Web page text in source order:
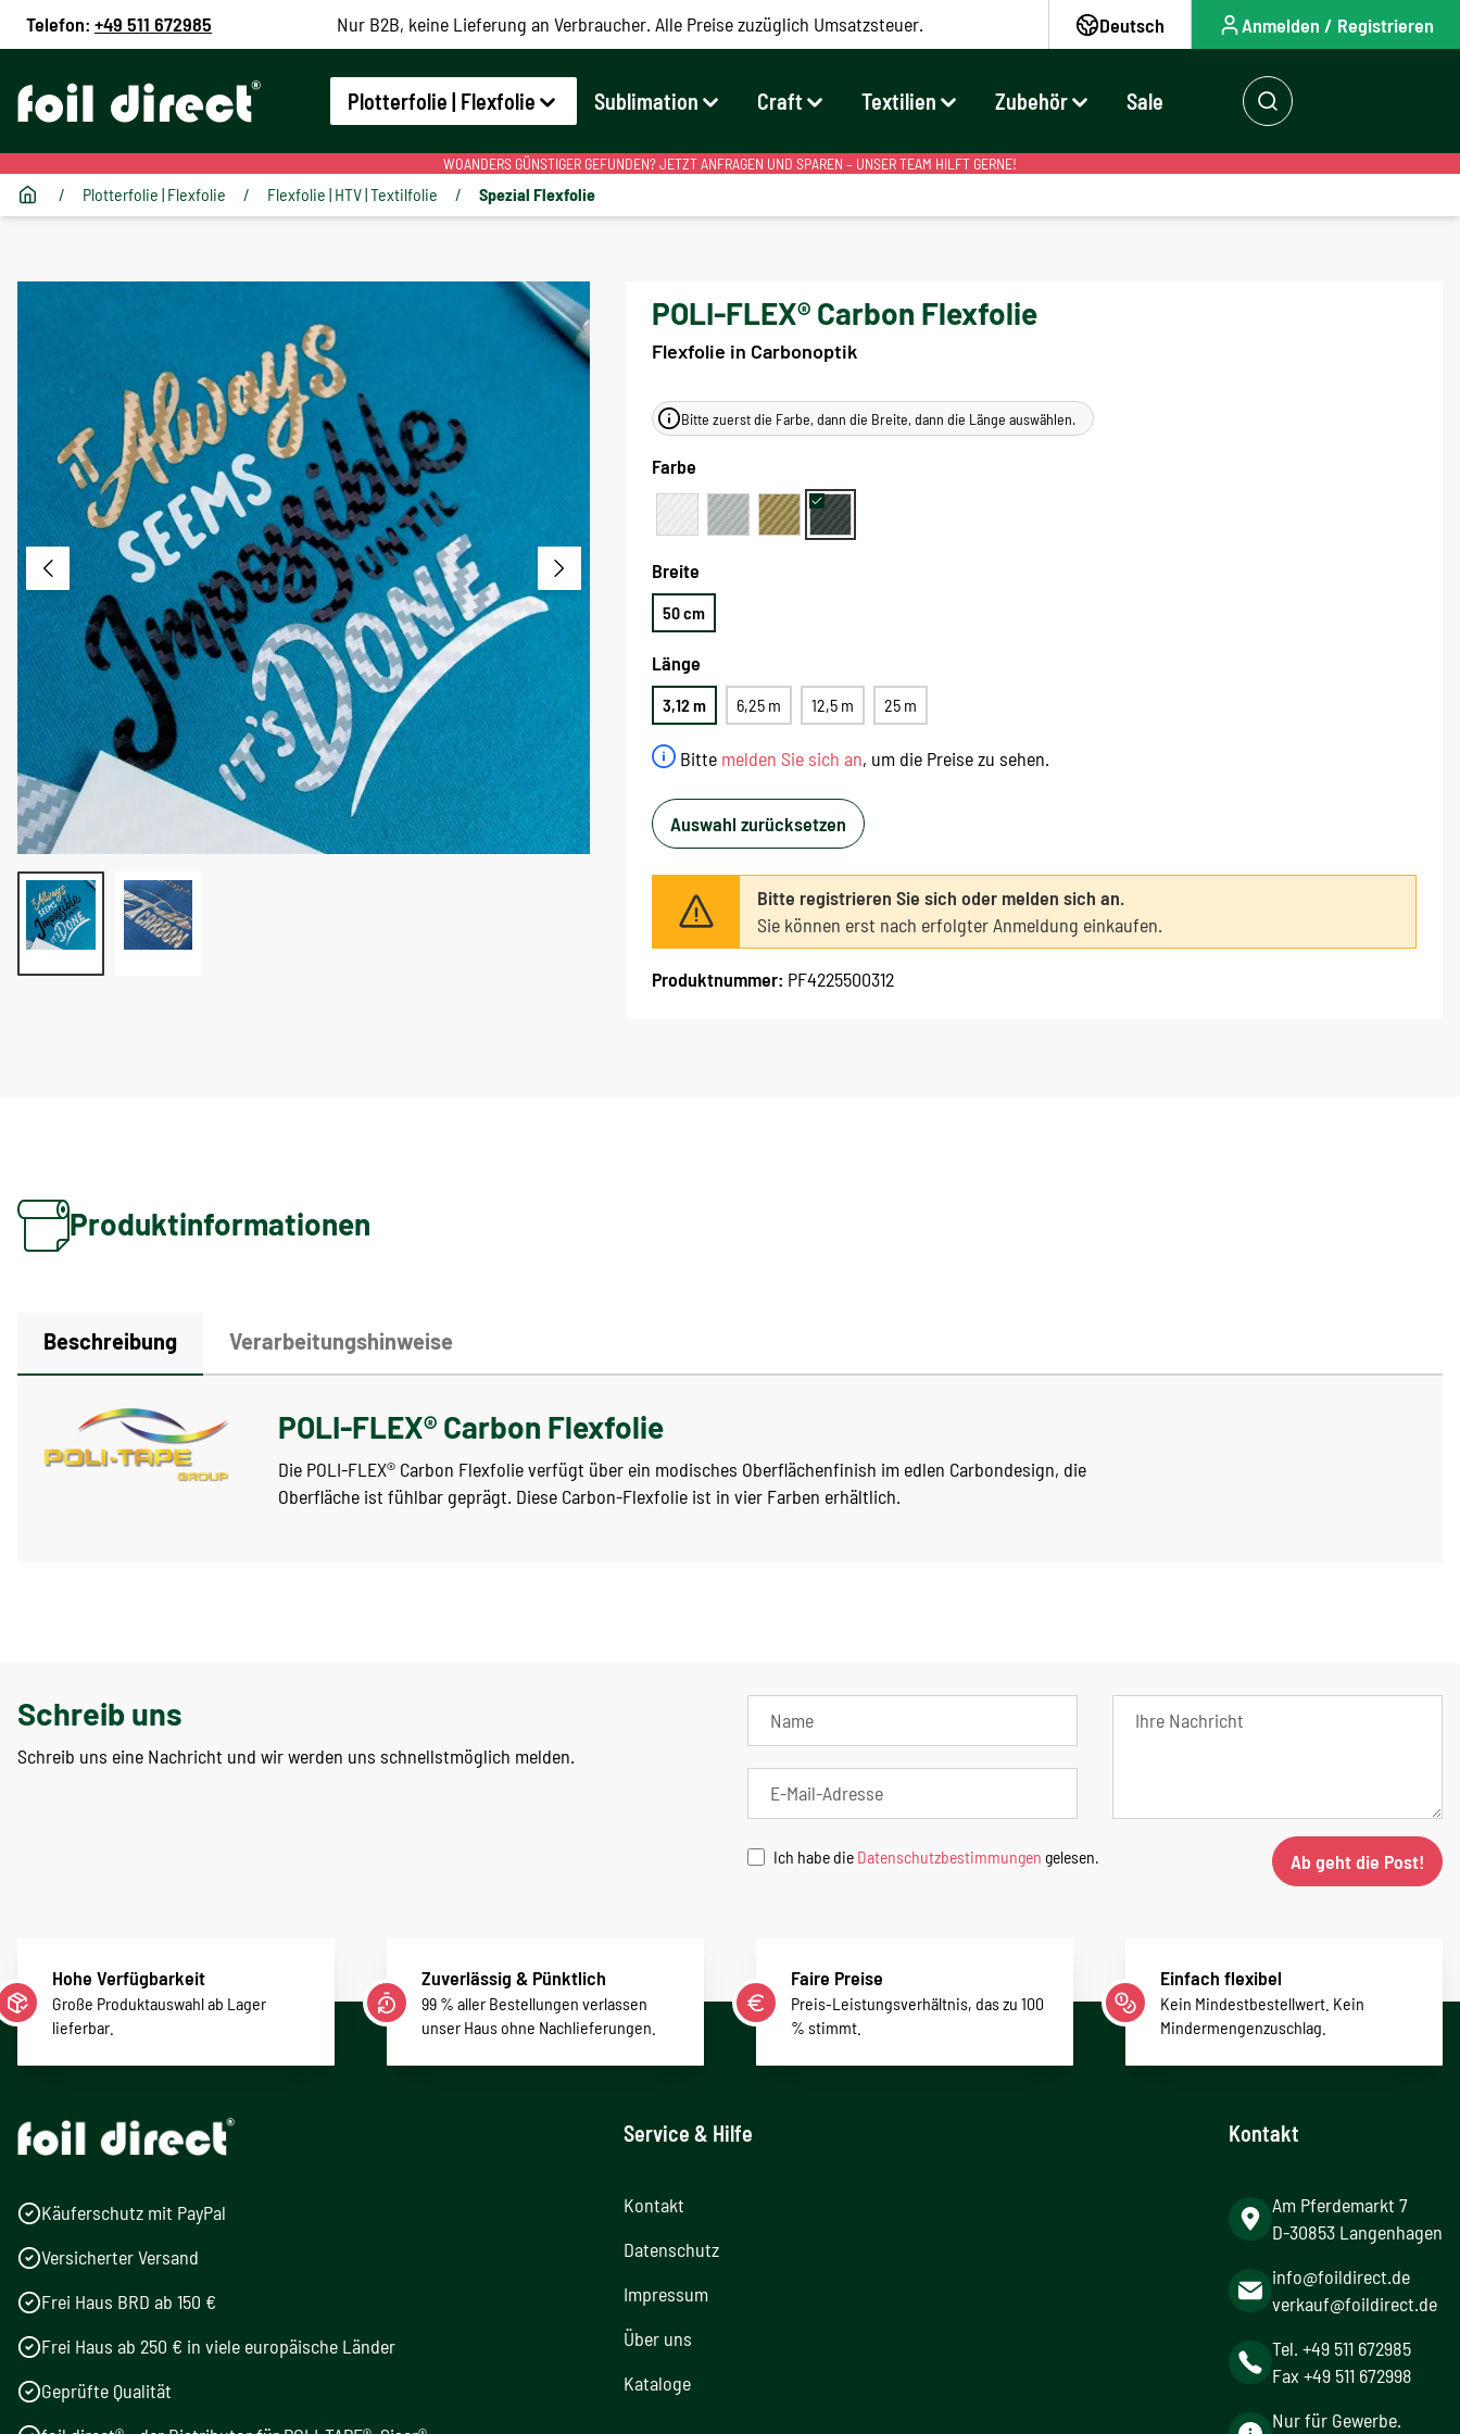
Telefon: +49 511 672985 Nur B2B, keine Lieferung an Verbraucher. Alle Preise zuzüglich Umsatzsteuer. Deutsch Anmelden / Registrieren
Plotterfolie | Flexfolie Sublimation Craft Textilien Zubehör Sale
WOANDERS GÜNSTIGER GEFUNDEN? JETZT ANFRAGEN UND SPAREN – UNSER TEAM HILFT GERNE!
/ Plotterfolie | Flexfolie / Flexfolie | HTV | Textilfolie / Spezial Flexfolie
POLI-FLEX® Carbon Flexfolie
Flexfolie in Carbonoptik
Bitte melden Sie sich an, um die Preise zu sehen.
Bitte zuerst die Farbe, dann die Breite, dann die Länge auswählen.
Farbe
Breite
50 cm
Länge
3,12 m 6,25 m 12,5 m 25 m
Auswahl zurücksetzen
Bitte registrieren Sie sich oder melden sich an.
Sie können erst nach erfolgter Anmeldung einkaufen.
Produktnummer: PF4225500312
Produktinformationen
Beschreibung Verarbeitungshinweise
POLI-FLEX® Carbon Flexfolie
Die POLI-FLEX® Carbon Flexfolie verfügt über ein modisches Oberflächenfinish im edlen Carbondesign, die
Oberfläche ist fühlbar geprägt. Diese Carbon-Flexfolie ist in vier Farben erhältlich.
Schreib uns
Schreib uns eine Nachricht und wir werden uns schnellstmöglich melden.
Ich habe die Datenschutzbestimmungen gelesen. Ab geht die Post!
Hohe Verfügbarkeit
Große Produktauswahl ab Lager
lieferbar.
Zuverlässig & Pünktlich
99 % aller Bestellungen verlassen
unser Haus ohne Nachlieferungen.
Faire Preise
Preis-Leistungsverhältnis, das zu 100
% stimmt.
Einfach flexibel
Kein Mindestbestellwert. Kein
Mindermengenzuschlag.
Käuferschutz mit PayPal
Versicherter Versand
Frei Haus BRD ab 150 €
Frei Haus ab 250 € in viele europäische Länder
Geprüfte Qualität
Service & Hilfe
Kontakt
Datenschutz
Impressum
Über uns
Kataloge
Kontakt
Am Pferdemarkt 7
D-30853 Langenhagen
info@foildirect.de
verkauf@foildirect.de
Tel. +49 511 672985
Fax +49 511 672998
Nur für Gewerbe.